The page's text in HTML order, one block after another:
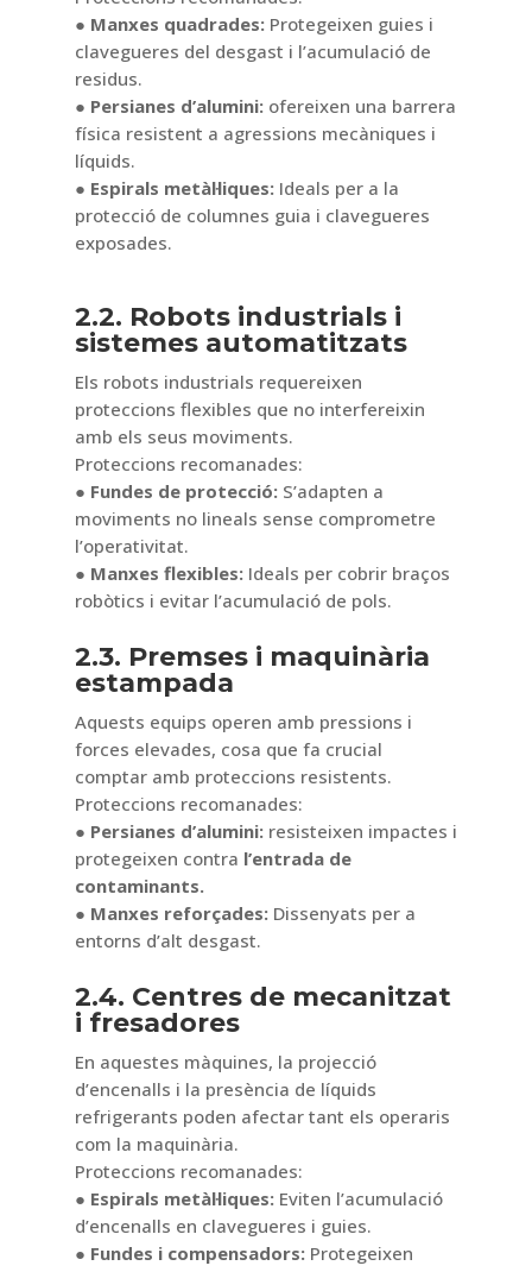
● Manxes quadrades:Protegeixen guies i
clavegueres del desgast i l’acumulació de
residus.
● Persianes d’alumini:ofereixen una barrera
física resistent a agressions mecàniques i
líquids.
● Espirals metàl·liques:Ideals per a la
protecció de columnes guia i clavegueres
exposades.
2.2. Robots industrials i
sistemes automatitzats
Els robots industrials requereixen
proteccions flexibles que no interfereixin
amb els seus moviments.
Proteccions recomanades:
● Fundes de protecció:S’adapten a
moviments no lineals sense comprometre
l’operativitat.
● Manxes flexibles:Ideals per cobrir braços
robòtics i evitar l’acumulació de pols.
2.3. Premses i maquinària
estampada
Aquests equips operen amb pressions i
forces elevades, cosa que fa crucial
comptar amb proteccions resistents.
Proteccions recomanades:
● Persianes d’alumini:resisteixen impactes i
protegeixen contra l’entrada de
contaminants.
● Manxes reforçades:Dissenyats per a
entorns d’alt desgast.
2.4. Centres de mecanitzat
i fresadores
En aquestes màquines, la projecció
d’encenalls i la presència de líquids
refrigerants poden afectar tant els operaris
com la maquinària.
Proteccions recomanades:
● Espirals metàl·liques:Eviten l’acumulació
d’encenalls en clavegueres i guies.
● Fundes i compensadors:Protegeixen